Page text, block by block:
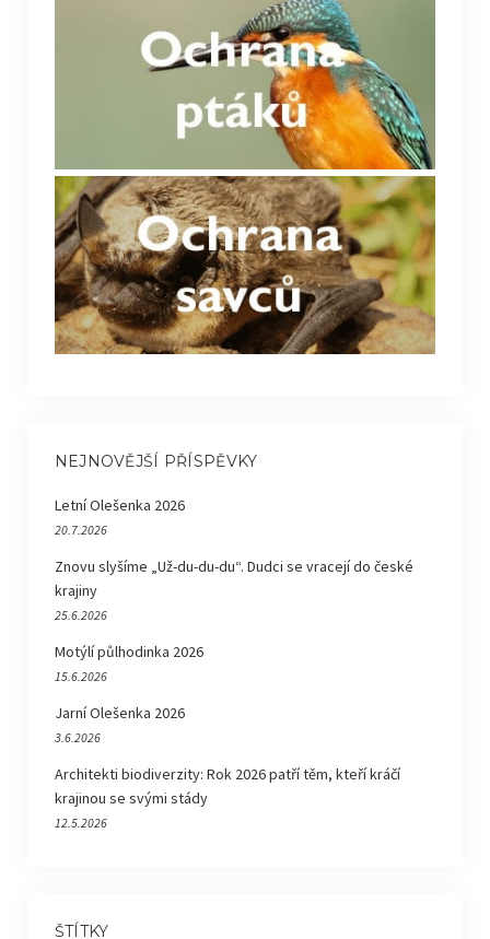
NEJNOVĚJŠÍ PŘÍSPĚVKY
Letní Olešenka 2026
20.7.2026
Znovu slyšíme „Už-du-du-du“. Dudci se vracejí do české
krajiny
25.6.2026
Motýlí půlhodinka 2026
15.6.2026
Jarní Olešenka 2026
3.6.2026
Architekti biodiverzity: Rok 2026 patří těm, kteří kráčí
krajinou se svými stády
12.5.2026
ŠTÍTKY